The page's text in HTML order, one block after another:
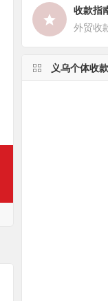
收款指
外贸收
义乌个体收款